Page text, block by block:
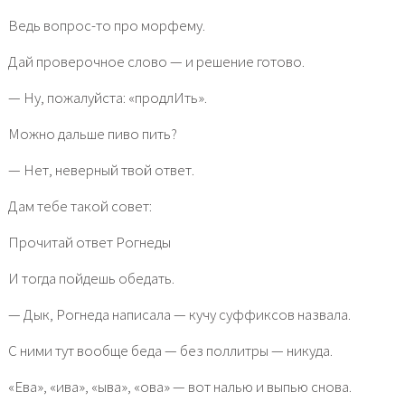
Ведь вопрос-то про морфему.
Дай проверочное слово — и решение готово.
— Ну, пожалуйста: «продлИть».
Можно дальше пиво пить?
— Нет, неверный твой ответ.
Дам тебе такой совет:
Прочитай ответ Рогнеды
И тогда пойдешь обедать.
— Дык, Рогнеда написала — кучу суффиксов назвала.
С ними тут вообще беда — без поллитры — никуда.
«Ева», «ива», «ыва», «ова» — вот налью и выпью снова.